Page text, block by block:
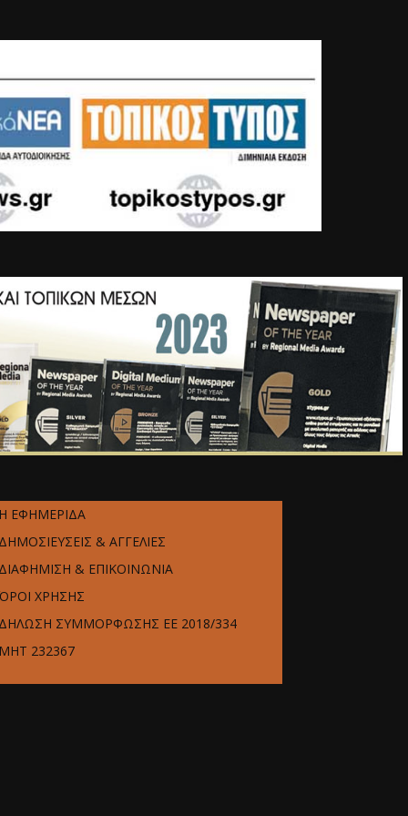
ΕΦΗΜΕΡΙΔΑ
& ΑΓΓΕΛΙΕΣ
& ΕΠΙΚΟΙΝΩΝΙΑ
ΧΡΗΣΗΣ
ΣΥΜΜΟΡΦΩΣΗΣ ΕΕ 2018/334
232367